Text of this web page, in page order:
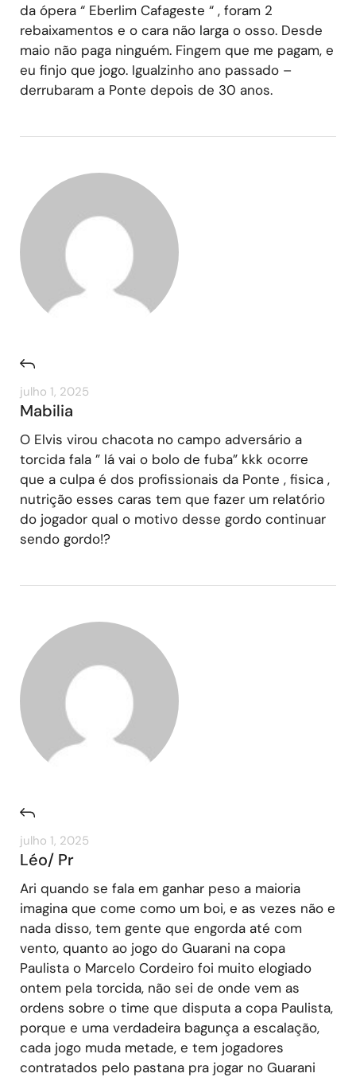
da ópera “ Eberlim Cafageste “ , foram 2
rebaixamentos e o cara não larga o osso. Desde
maio não paga ninguém. Fingem que me pagam, e
eu finjo que jogo. Igualzinho ano passado –
derrubaram a Ponte depois de 30 anos.
julho 1, 2025
Mabilia
O Elvis virou chacota no campo adversário a
torcida fala ” lá vai o bolo de fuba” kkk ocorre
que a culpa é dos profissionais da Ponte , fisica ,
nutrição esses caras tem que fazer um relatório
do jogador qual o motivo desse gordo continuar
sendo gordo!?
julho 1, 2025
Léo/ Pr
Ari quando se fala em ganhar peso a maioria
imagina que come como um boi, e as vezes não e
nada disso, tem gente que engorda até com
vento, quanto ao jogo do Guarani na copa
Paulista o Marcelo Cordeiro foi muito elogiado
ontem pela torcida, não sei de onde vem as
ordens sobre o time que disputa a copa Paulista,
porque e uma verdadeira bagunça a escalação,
cada jogo muda metade, e tem jogadores
contratados pelo pastana pra jogar no Guarani